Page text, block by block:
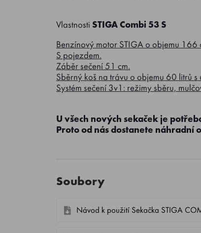
Vlastnosti STIGA Combi 53 S
Benzínový motor STIGA o objemu 166
S pojezdem.
Záběr sečení 51 cm.
Sběrný koš na trávu o objemu 60 litrů
Systém sečení 3v1: režimy sběru,
U všech nových sekaček je
Proto od nás dostanete náhradní
Soubory
Návod k použití Sekačka STIGA